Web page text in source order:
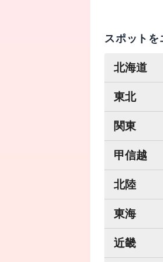
スポット
北海道
東北
関東
甲信越
北陸
東海
近畿